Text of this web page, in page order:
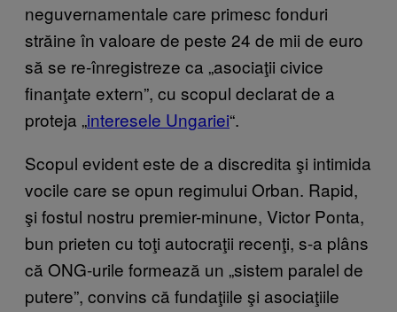
neguvernamentale care primesc fonduri
străine în valoare de peste 24 de mii de euro
să se re-înregistreze ca „asociaţii civice
finanţate extern”, cu scopul declarat de a
proteja „interesele Ungariei“.
Scopul evident este de a discredita şi intimida
vocile care se opun regimului Orban. Rapid,
şi fostul nostru premier-minune, Victor Ponta,
bun prieten cu toţi autocraţii recenţi, s-a plâns
că ONG-urile formează un „sistem paralel de
putere”, convins că fundaţiile şi asociaţiile